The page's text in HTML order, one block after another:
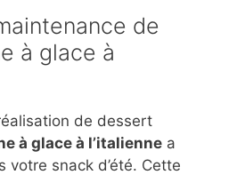
de
à glace à
de dessert
à glace à l’italienne a
votre snack d’été. Cette